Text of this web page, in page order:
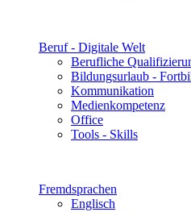
Beruf - Digitale Welt
Berufliche
Bildungsurlaub -
Kommunikation
Medienkompetenz
Office
Tools - Skills
Fremdsprachen
Englisch